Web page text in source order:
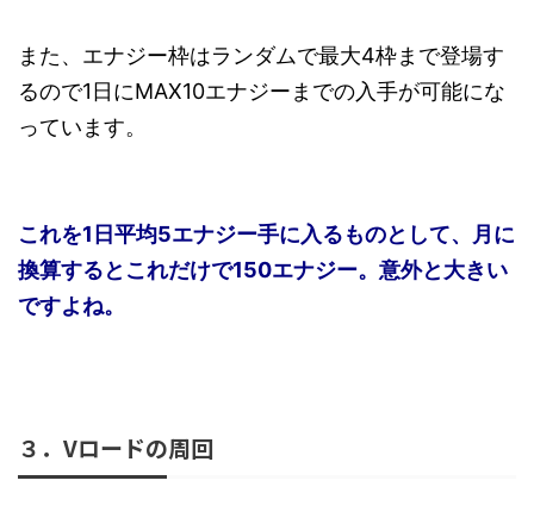
また、エナジー枠はランダムで最大4枠まで登場す
るので1日にMAX10エナジーまでの入手が可能にな
っています。
これを1日平均5エナジー手に入るものとして、月に
換算するとこれだけで150エナジー。意外と大きい
ですよね。
３．Vロードの周回